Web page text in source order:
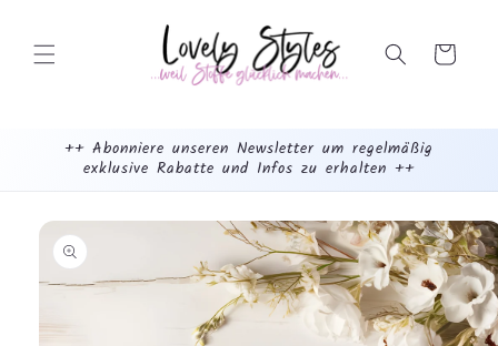
Inhalt Warenkorb
++ Abonniere unseren Newsletter um regelmäßig
exklusive Rabatte und Infos zu erhalten ++
mehr
dazu...